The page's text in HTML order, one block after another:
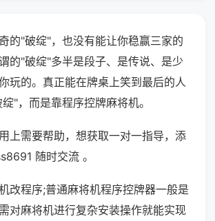
的"破绽"，也没有能让你稳赢三家的
的"破绽"多半是段子、是传说、是少
玩的。真正能在牌桌上笑到最后的人
"，而是靠程序控牌麻将机。
上需要帮助，想获取一对一指导，添
随时交流 。
改程序;普通麻将机程序控牌器一般是
对麻将机进行复杂安装操作就能实现